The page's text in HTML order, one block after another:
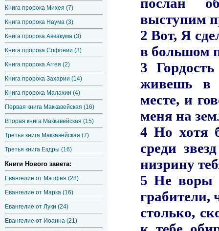
Книга пророка Михея (7)
Книга пророка Наума (3)
Книга пророка Аввакума (3)
Книга пророка Софонии (3)
Книга пророка Аггея (2)
Книга пророка Захарии (14)
Книга пророка Малахии (4)
Первая книга Маккавейская (16)
Вторая книга Маккавейская (15)
Третья книга Маккавейская (7)
Третья книга Ездры (16)
Книги Нового завета:
Евангелие от Матфея (28)
Евангелие от Марка (16)
Евангелие от Луки (24)
Евангелие от Иоанна (21)